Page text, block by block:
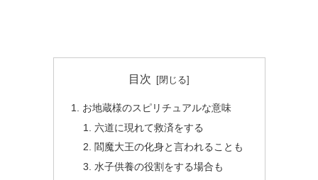
目次
お地蔵様のスピリチュアルな意味
六道に現れて救済をする
閻魔大王の化身と言われることも
水子供養の役割をする場合も